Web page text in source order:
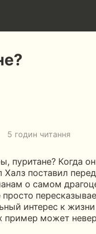
5 годин читання
пуритане? Когда
поставил
о самом
интерес к
пример может